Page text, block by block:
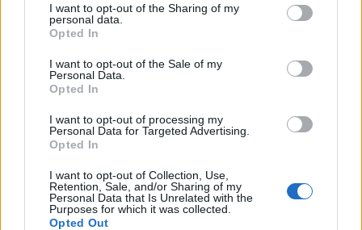
I want to opt-out of the Sharing of my
personal data.
Opted In
I want to opt-out of the Sale of my
Personal Data.
Opted In
I want to opt-out of processing my
Personal Data for Targeted Advertising.
Opted In
I want to opt-out of Collection, Use,
Retention, Sale, and/or Sharing of my
Personal Data that Is Unrelated with the
Purposes for which it was collected.
Opted Out
07:06
07:00
ενέργεια που διαρκεί
Πυρκαγιές: «Πολύ υψηλός» ο κίνδυνος και σήμερα στην
Κρήτη - Δείτε χάρτη
06:44